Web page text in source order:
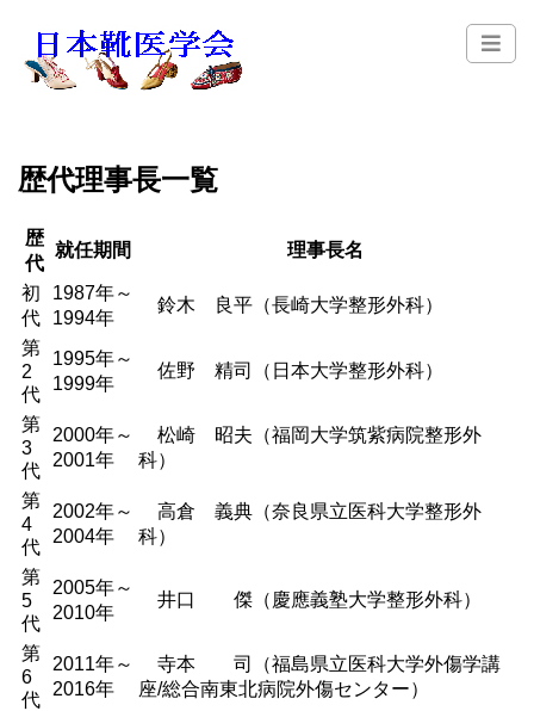
歴代理事長一覧
歴
代
就任期間 理事長名
初
代
1987年～
1994年
鈴木 良平（長崎大学整形外科）
第
2
代
1995年～
1999年
佐野 精司（日本大学整形外科）
第
3
代
2000年～
2001年
松崎 昭夫（福岡大学筑紫病院整形外
科）
第
4
代
2002年～
2004年
高倉 義典（奈良県立医科大学整形外
科）
第
5
代
2005年～
2010年
井口 傑（慶應義塾大学整形外科）
第
6
代
2011年～
2016年
寺本 司（福島県立医科大学外傷学講
座/総合南東北病院外傷センター）